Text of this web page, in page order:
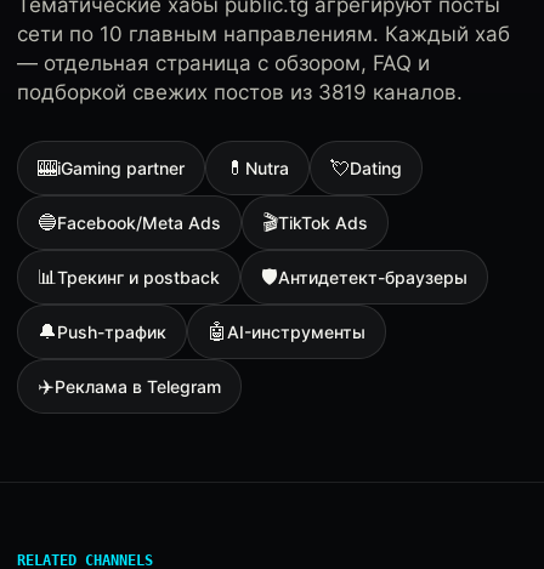
Тематические хабы public.tg агрегируют посты
сети по 10 главным направлениям. Каждый хаб
— отдельная страница с обзором, FAQ и
подборкой свежих постов из 3819 каналов.
🎰iGaming partner 💊 Nutra 💘Dating
🔵Facebook/Meta Ads 🎬TikTok Ads
📊Трекинг и postback 🛡Антидетект-браузеры
🔔Push-трафик 🤖AI-инструменты
✈️Реклама в Telegram
RELATED CHANNELS